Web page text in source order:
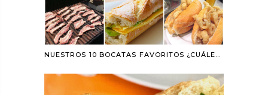
NUESTROS 10 BOCATAS FAVORITOS ¿CUÁLES SON LOS TUYOS?